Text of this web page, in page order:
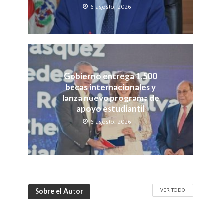
6 agosto, 2026
Gobierno entrega 1,500
becas internacionales y
lanza nuevo programa de
apoyo estudiantil
6 agosto, 2026
Sobre el Autor VER TODO